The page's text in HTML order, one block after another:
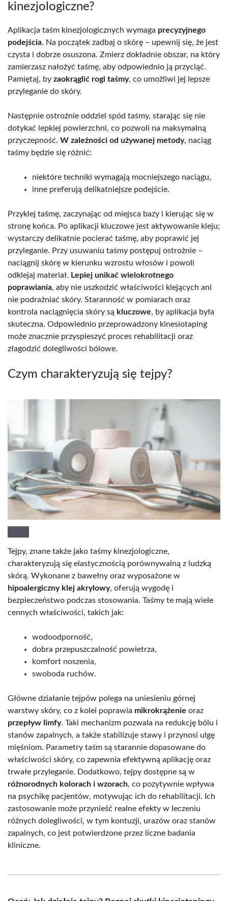
kinezjologiczne?
Aplikacja taśm kinezjologicznych wymaga precyzyjnego
podejścia. Na początek zadbaj o skórę – upewnij się, że jest
czysta i dobrze osuszona. Zmierz dokładnie obszar, na który
zamierzasz nałożyć taśmę, aby odpowiednio ją przyciąć.
Pamiętaj, by zaokrąglić rogi taśmy, co umożliwi jej lepsze
przyleganie do skóry.
Następnie ostrożnie oddziel spód taśmy, starając się nie
dotykać lepkiej powierzchni, co pozwoli na maksymalną
przyczepność. W zależności od używanej metody, naciąg
taśmy będzie się różnić:
niektóre techniki wymagają mocniejszego naciągu,
inne preferują delikatniejsze podejście.
Przyklej taśmę, zaczynając od miejsca bazy i kierując się w
stronę końca. Po aplikacji kluczowe jest aktywowanie kleju;
wystarczy delikatnie pocierać taśmę, aby poprawić jej
przyleganie. Przy usuwaniu taśmy postępuj ostrożnie –
naciągnij skórę w kierunku wzrostu włosów i powoli
odklejaj materiał. Lepiej unikać wielokrotnego
poprawiania, aby nie uszkodzić właściwości klejących ani
nie podrażniać skóry. Staranność w pomiarach oraz
kontrola naciągnięcia skóry są kluczowe, by aplikacja była
skuteczna. Odpowiednio przeprowadzony kinesiotaping
może znacznie przyspieszyć proces rehabilitacji oraz
złagodzić dolegliwości bólowe.
Czym charakteryzują się tejpy?
Tejpy, znane także jako taśmy kinezjologiczne,
charakteryzują się elastycznością porównywalną z ludzką
skórą. Wykonane z bawełny oraz wyposażone w
hipoalergiczny klej akrylowy, oferują wygodę i
bezpieczeństwo podczas stosowania. Taśmy te mają wiele
cennych właściwości, takich jak:
wodoodporność,
dobra przepuszczalność powietrza,
komfort noszenia,
swoboda ruchów.
Główne działanie tejpów polega na uniesieniu górnej
warstwy skóry, co z kolei poprawia mikrokrążenie oraz
przepływ limfy. Taki mechanizm pozwala na redukcję bólu i
stanów zapalnych, a także stabilizuje stawy i przynosi ulgę
mięśniom. Parametry taśm są starannie dopasowane do
właściwości skóry, co zapewnia efektywną aplikację oraz
trwałe przyleganie. Dodatkowo, tejpy dostępne są w
różnorodnych kolorach i wzorach, co pozytywnie wpływa
na psychikę pacjentów, motywując ich do rehabilitacji. Ich
zastosowanie może przynieść realne efekty w leczeniu
różnych dolegliwości, w tym kontuzji, urazów oraz stanów
zapalnych, co jest potwierdzone przez liczne badania
kliniczne.